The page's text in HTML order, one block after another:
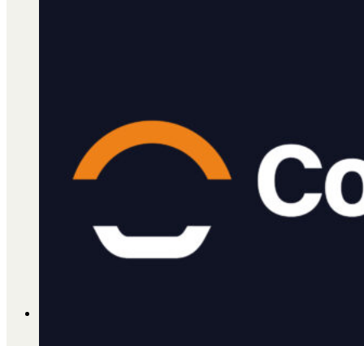
Facultad Libre Venado Tuerto 1990-1994
Cátedra Bailable 2018